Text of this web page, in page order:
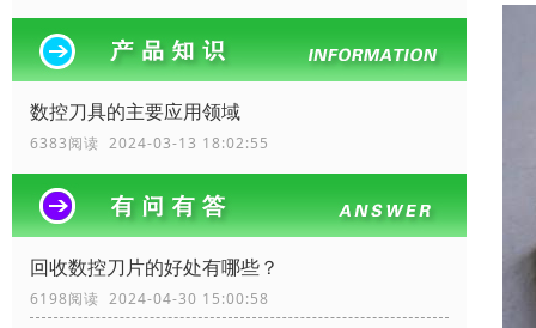
数控刀具的主要应用领域
6383阅读 2024-03-13 18:02:55
回收数控刀片的好处有哪些？
6198阅读 2024-04-30 15:00:58